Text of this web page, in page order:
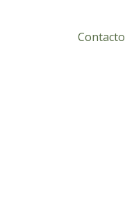
Contacto